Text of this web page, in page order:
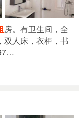
房。有卫生间，全
双人床，衣柜，书